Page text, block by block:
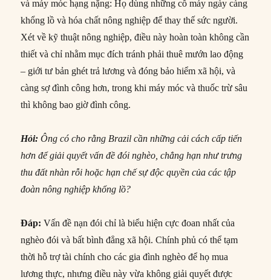
và máy móc hạng nặng: Họ dùng những cỗ máy ngày càng
khổng lồ và hóa chất nông nghiệp để thay thế sức người.
Xét về kỹ thuật nông nghiệp, điều này hoàn toàn không cần
thiết và chỉ nhằm mục đích tránh phải thuê mướn lao động
– giới tư bản ghét trả lương và đóng bảo hiểm xã hội, và
càng sợ đình công hơn, trong khi máy móc và thuốc trừ sâu
thì không bao giờ đình công.
Hỏi: Ông có cho rằng Brazil cần những cải cách cấp tiến
hơn để giải quyết vấn đề đói nghèo, chẳng hạn như trưng
thu đất nhàn rỗi hoặc hạn chế sự độc quyền của các tập
đoàn nông nghiệp khổng lồ?
Đáp: Vấn đề nạn đói chỉ là biểu hiện cực đoan nhất của
nghèo đói và bất bình đẳng xã hội. Chính phủ có thể tạm
thời hỗ trợ tài chính cho các gia đình nghèo để họ mua
lương thực, nhưng điều này vừa không giải quyết được